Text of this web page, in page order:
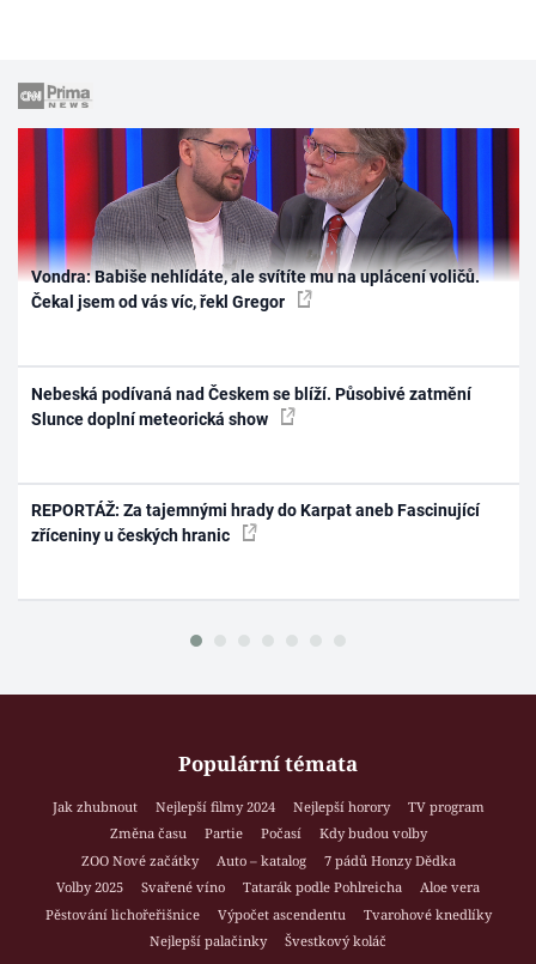
Vondra: Babiše nehlídáte, ale svítíte mu na uplácení voličů.
Čekal jsem od vás víc, řekl Gregor
Nebeská podívaná nad Českem se blíží. Působivé zatmění
Slunce doplní meteorická show
REPORTÁŽ: Za tajemnými hrady do Karpat aneb Fascinující
zříceniny u českých hranic
Populární témata
Jak zhubnout Nejlepší filmy 2024 Nejlepší horory
TV program
Změna času
Partie Počasí
Kdy budou volby
ZOO Nové začátky
Auto – katalog
7 pádů Honzy Dědka
Volby 2025
Svařené víno Tatarák podle Pohlreicha
Aloe vera
Pěstování lichořeřišnice
Výpočet ascendentu
Tvarohové knedlíky
Nejlepší palačinky
Švestkový koláč